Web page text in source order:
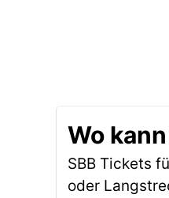
Wo
SBB Tickets
oder